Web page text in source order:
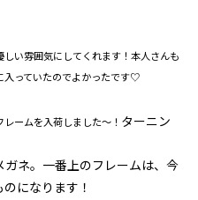
い雰囲気にしてくれます！本人さんも
入っていたのでよかったです♡
ームを入荷しました～！ ターニン
ガネ。一番上のフレームは、今
になります！